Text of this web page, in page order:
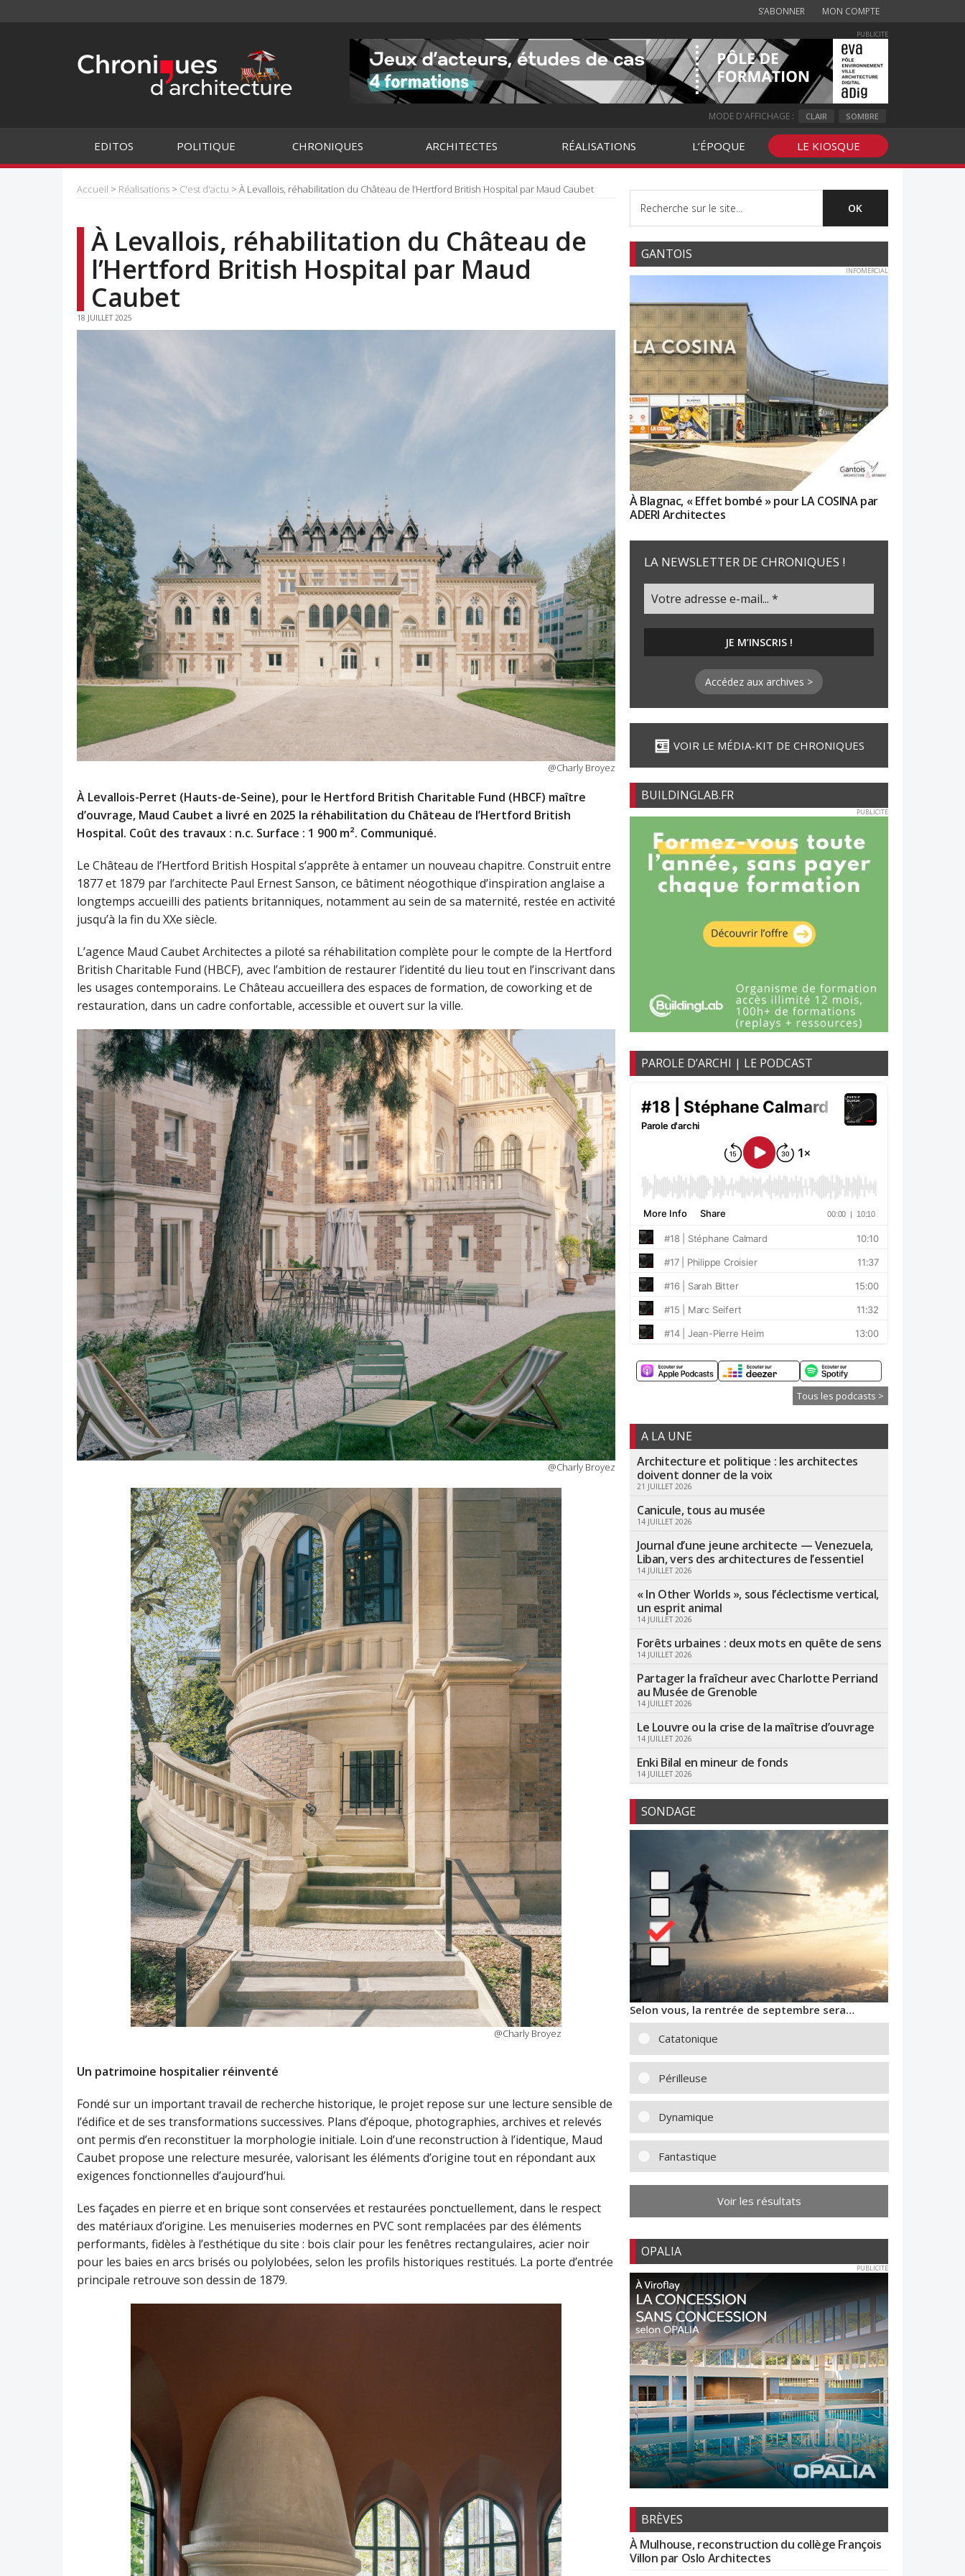
S’ABONNER MON COMPTE
PUBLICITE
MODE D'AFFICHAGE : CLAIR SOMBRE
EDITOS POLITIQUE CHRONIQUES ARCHITECTES RÉALISATIONS L’ÉPOQUE LE KIOSQUE
Accueil > Réalisations > C'est d'actu > À Levallois, réhabilitation du Château de l’Hertford British Hospital par Maud Caubet
À Levallois, réhabilitation du Château de
l’Hertford British Hospital par Maud
Caubet
18 JUILLET 2025
@Charly Broyez
À Levallois-Perret (Hauts-de-Seine), pour le Hertford British Charitable Fund (HBCF) maître
d’ouvrage, Maud Caubet a livré en 2025 la réhabilitation du Château de l’Hertford British
Hospital. Coût des travaux : n.c. Surface : 1 900 m². Communiqué.
Le Château de l’Hertford British Hospital s’apprête à entamer un nouveau chapitre. Construit entre
1877 et 1879 par l’architecte Paul Ernest Sanson, ce bâtiment néogothique d’inspiration anglaise a
longtemps accueilli des patients britanniques, notamment au sein de sa maternité, restée en activité
jusqu’à la fin du XXe siècle.
L’agence Maud Caubet Architectes a piloté sa réhabilitation complète pour le compte de la Hertford
British Charitable Fund (HBCF), avec l’ambition de restaurer l’identité du lieu tout en l’inscrivant dans
les usages contemporains. Le Château accueillera des espaces de formation, de coworking et de
restauration, dans un cadre confortable, accessible et ouvert sur la ville.
@Charly Broyez
@Charly Broyez
Un patrimoine hospitalier réinventé
Fondé sur un important travail de recherche historique, le projet repose sur une lecture sensible de
l’édifice et de ses transformations successives. Plans d’époque, photographies, archives et relevés
ont permis d’en reconstituer la morphologie initiale. Loin d’une reconstruction à l’identique, Maud
Caubet propose une relecture mesurée, valorisant les éléments d’origine tout en répondant aux
exigences fonctionnelles d’aujourd’hui.
Les façades en pierre et en brique sont conservées et restaurées ponctuellement, dans le respect
des matériaux d’origine. Les menuiseries modernes en PVC sont remplacées par des éléments
performants, fidèles à l’esthétique du site : bois clair pour les fenêtres rectangulaires, acier noir
pour les baies en arcs brisés ou polylobées, selon les profils historiques restitués. La porte d’entrée
principale retrouve son dessin de 1879.
GANTOIS
INFOMERCIAL
À Blagnac, « Effet bombé » pour LA COSINA par
ADERI Architectes
LA NEWSLETTER DE CHRONIQUES !
Accédez aux archives >
VOIR LE MÉDIA-KIT DE CHRONIQUES
BUILDINGLAB.FR
PUBLICITE
PAROLE D’ARCHI | LE PODCAST
Tous les podcasts >
A LA UNE
Architecture et politique : les architectes
doivent donner de la voix
21 JUILLET 2026
Canicule, tous au musée
14 JUILLET 2026
Journal d’une jeune architecte — Venezuela,
Liban, vers des architectures de l’essentiel
14 JUILLET 2026
« In Other Worlds », sous l’éclectisme vertical,
un esprit animal
14 JUILLET 2026
Forêts urbaines : deux mots en quête de sens
14 JUILLET 2026
Partager la fraîcheur avec Charlotte Perriand
au Musée de Grenoble
14 JUILLET 2026
Le Louvre ou la crise de la maîtrise d’ouvrage
14 JUILLET 2026
Enki Bilal en mineur de fonds
14 JUILLET 2026
SONDAGE
Selon vous, la rentrée de septembre sera…
Catatonique
Périlleuse
Dynamique
Fantastique
Voir les résultats
OPALIA
PUBLICITE
BRÈVES
À Mulhouse, reconstruction du collège François
Villon par Oslo Architectes